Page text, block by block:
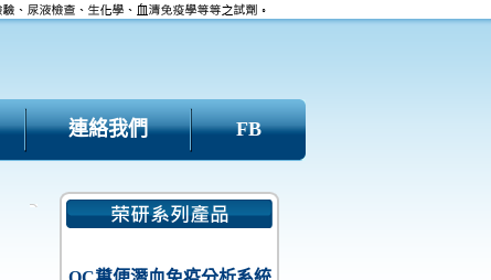
連絡我們 FB